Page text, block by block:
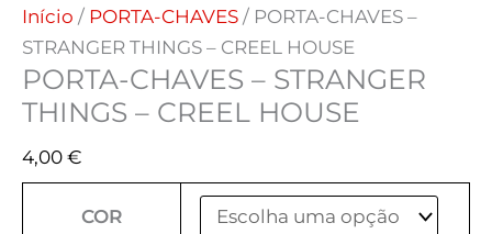
Início / PORTA-CHAVES / PORTA-CHAVES –
STRANGER THINGS – CREEL HOUSE
PORTA-CHAVES – STRANGER
THINGS – CREEL HOUSE
4,00 €
COR